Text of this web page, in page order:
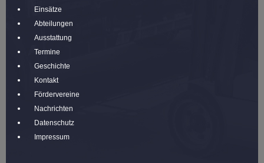
Einsätze
Abteilungen
Ausstattung
Termine
Geschichte
Kontakt
Fördervereine
Nachrichten
Datenschutz
Impressum